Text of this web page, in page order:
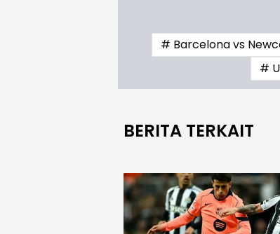
# Barcelona vs
#
BERITA TERKAIT